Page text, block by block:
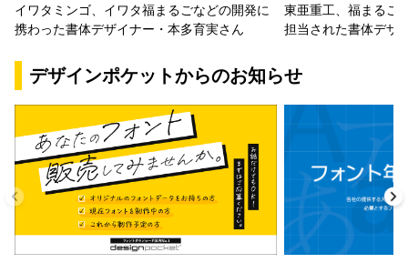
イワタミンゴ、イワタ福まるごなどの開発に
携わった書体デザイナー・本多育実さん
東亜重工、福まるご
担当された書体デザ
デザインポケットからのお知らせ